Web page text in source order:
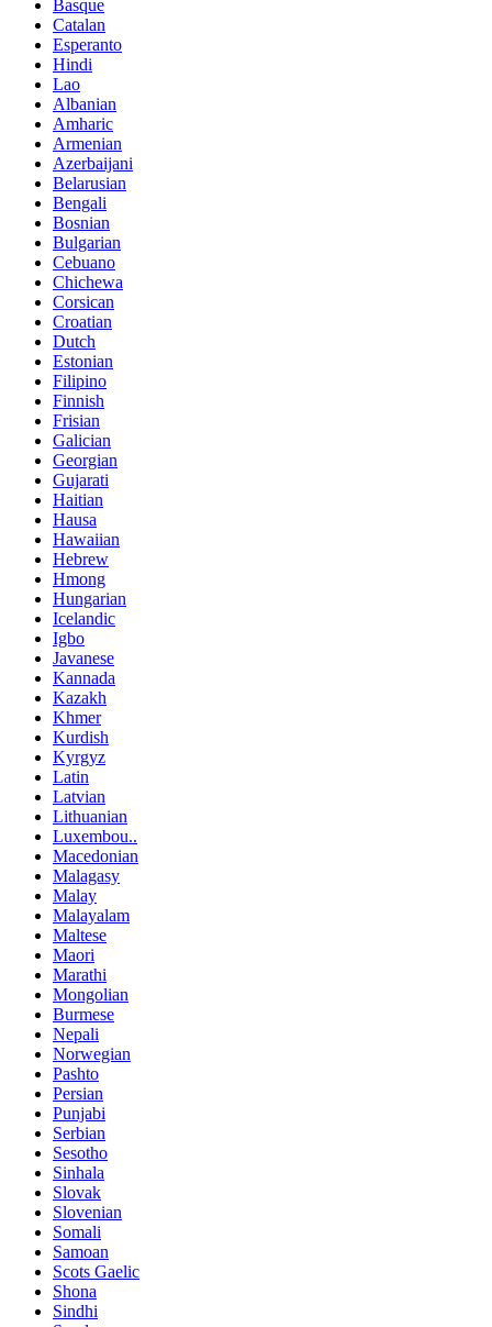
Basque
Catalan
Esperanto
Hindi
Lao
Albanian
Amharic
Armenian
Azerbaijani
Belarusian
Bengali
Bosnian
Bulgarian
Cebuano
Chichewa
Corsican
Croatian
Dutch
Estonian
Filipino
Finnish
Frisian
Galician
Georgian
Gujarati
Haitian
Hausa
Hawaiian
Hebrew
Hmong
Hungarian
Icelandic
Igbo
Javanese
Kannada
Kazakh
Khmer
Kurdish
Kyrgyz
Latin
Latvian
Lithuanian
Luxembou..
Macedonian
Malagasy
Malay
Malayalam
Maltese
Maori
Marathi
Mongolian
Burmese
Nepali
Norwegian
Pashto
Persian
Punjabi
Serbian
Sesotho
Sinhala
Slovak
Slovenian
Somali
Samoan
Scots Gaelic
Shona
Sindhi